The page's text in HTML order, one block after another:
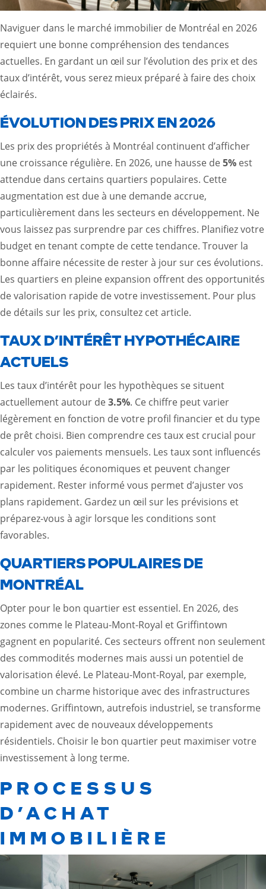
Naviguer dans le marché immobilier de Montréal en 2026
requiert une bonne compréhension des tendances
actuelles. En gardant un œil sur l’évolution des prix et des
taux d’intérêt, vous serez mieux préparé à faire des choix
éclairés.
ÉVOLUTION DES PRIX EN 2026
Les prix des propriétés à Montréal continuent d’afficher
une croissance régulière. En 2026, une hausse de5% est
attendue dans certains quartiers populaires. Cette
augmentation est due à une demande accrue,
particulièrement dans les secteurs en développement. Ne
vous laissez pas surprendre par ces chiffres. Planifiez votre
budget en tenant compte de cette tendance. Trouver la
bonne affaire nécessite de rester à jour sur ces évolutions.
Les quartiers en pleine expansion offrent des opportunités
de valorisation rapide de votre investissement. Pour plus
de détails sur les prix, consultez cet article.
TAUX D’INTÉRÊT HYPOTHÉCAIRE
ACTUELS
Les taux d’intérêt pour les hypothèques se situent
actuellement autour de3.5%. Ce chiffre peut varier
légèrement en fonction de votre profil financier et du type
de prêt choisi. Bien comprendre ces taux est crucial pour
calculer vos paiements mensuels. Les taux sont influencés
par les politiques économiques et peuvent changer
rapidement. Rester informé vous permet d’ajuster vos
plans rapidement. Gardez un œil sur les prévisions et
préparez-vous à agir lorsque les conditions sont
favorables.
QUARTIERS POPULAIRES DE
MONTRÉAL
Opter pour le bon quartier est essentiel. En 2026, des
zones comme le Plateau-Mont-Royal et Griffintown
gagnent en popularité. Ces secteurs offrent non seulement
des commodités modernes mais aussi un potentiel de
valorisation élevé. Le Plateau-Mont-Royal, par exemple,
combine un charme historique avec des infrastructures
modernes. Griffintown, autrefois industriel, se transforme
rapidement avec de nouveaux développements
résidentiels. Choisir le bon quartier peut maximiser votre
investissement à long terme.
PROCESSUS
D’ACHAT
IMMOBILIÈRE